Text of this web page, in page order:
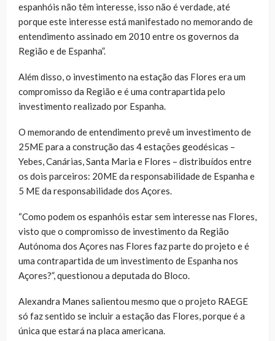
espanhóis não têm interesse, isso não é verdade, até
porque este interesse está manifestado no memorando de
entendimento assinado em 2010 entre os governos da
Região e de Espanha”.
Além disso, o investimento na estação das Flores era um
compromisso da Região e é uma contrapartida pelo
investimento realizado por Espanha.
O memorando de entendimento prevê um investimento de
25ME para a construção das 4 estações geodésicas –
Yebes, Canárias, Santa Maria e Flores – distribuídos entre
os dois parceiros: 20ME da responsabilidade de Espanha e
5 ME da responsabilidade dos Açores.
“Como podem os espanhóis estar sem interesse nas Flores,
visto que o compromisso de investimento da Região
Autónoma dos Açores nas Flores faz parte do projeto e é
uma contrapartida de um investimento de Espanha nos
Açores?”, questionou a deputada do Bloco.
Alexandra Manes salientou mesmo que o projeto RAEGE
só faz sentido se incluir a estação das Flores, porque é a
única que estará na placa americana.